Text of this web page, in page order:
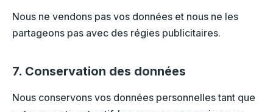
Nous ne vendons pas vos données et nous ne les
partageons pas avec des régies publicitaires.
7. Conservation des données
Nous conservons vos données personnelles tant que